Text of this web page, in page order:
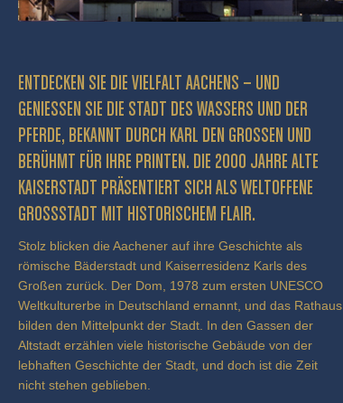
ENTDECKEN SIE DIE VIELFALT AACHENS – UND
GENIESSEN SIE DIE STADT DES WASSERS UND DER P
FERDE, BEKANNT DURCH KARL DEN GROSSEN UND BE
RÜHMT FÜR IHRE PRINTEN. DIE 2000 JAHRE ALTE KA
ISERSTADT PRÄSENTIERT SICH ALS WELTOFFENE GR
OSSSTADT MIT HISTORISCHEM FLAIR.
Stolz blicken die Aachener auf ihre Geschichte als
römische Bäderstadt und Kaiserresidenz Karls des
Großen zurück. Der Dom, 1978 zum ersten UNESCO
Weltkulturerbe in Deutschland ernannt, und das Rathaus
bilden den Mittelpunkt der Stadt. In den Gassen der
Altstadt erzählen viele historische Gebäude von der
lebhaften Geschichte der Stadt, und doch ist die Zeit
nicht stehen geblieben.